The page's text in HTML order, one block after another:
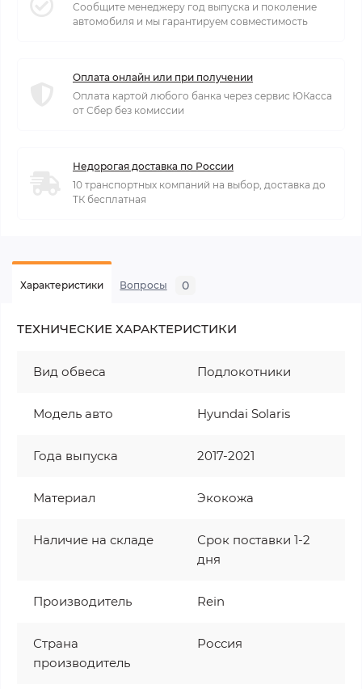
Сообщите менеджеру год выпуска и поколение
автомобиля и мы гарантируем совместимость
Оплата онлайн или при получении
Оплата картой любого банка через сервис ЮКасса
от Сбер без комиссии
Недорогая доставка по России
10 транспортных компаний на выбор, доставка до
ТК бесплатная
Характеристики Вопросы 0
ТЕХНИЧЕСКИЕ ХАРАКТЕРИСТИКИ
Вид обвеса Подлокотники
Модель авто Hyundai Solaris
Года выпуска 2017-2021
Материал Экокожа
Наличие на складе
Срок поставки 1-2
дня
Производитель Rein
Страна
производитель
Россия